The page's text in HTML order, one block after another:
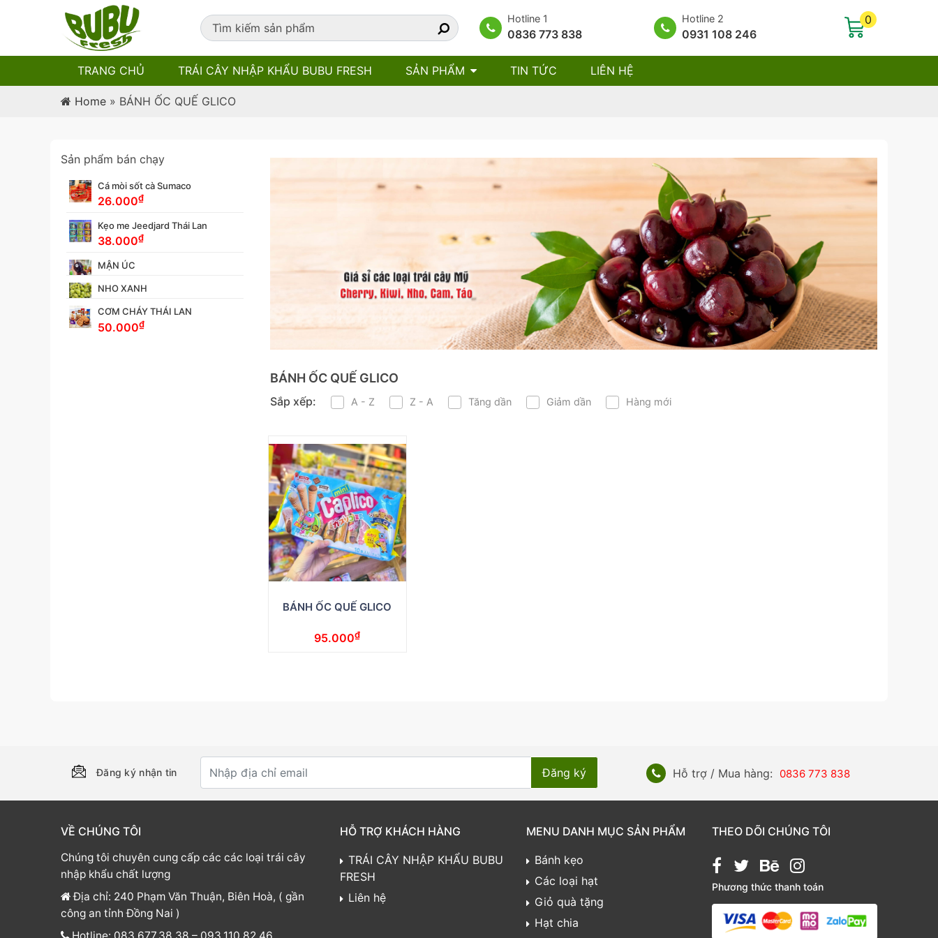
Hotline 1
0836 773 838
Hotline 2
0931 108 246
0
TRANG CHỦ TRÁI CÂY NHẬP KHẨU BUBU FRESH SẢN PHẨM TIN TỨC LIÊN HỆ
Home » BÁNH ỐC QUẾ GLICO
Sản phẩm bán chạy
Cá mòi sốt cà Sumaco
26.000₫
Kẹo me Jeedjard Thái Lan
38.000₫
MẬN ÚC
NHO XANH
CƠM CHÁY THÁI LAN
50.000₫
BÁNH ỐC QUẾ GLICO
Sắp xếp: A - Z Z - A Tăng dần Giảm dần Hàng mới
BÁNH ỐC QUẾ GLICO
95.000₫
Đăng ký nhận tin Hỗ trợ / Mua hàng: 0836 773 838
VỀ CHÚNG TÔI
Chúng tôi chuyên cung cấp các các loại trái cây
nhập khẩu chất lượng
Địa chỉ: 240 Phạm Văn Thuận, Biên Hoà, ( gần
công an tỉnh Đồng Nai )
HỖ TRỢ KHÁCH HÀNG
TRÁI CÂY NHẬP KHẨU BUBU
FRESH
Liên hệ
MENU DANH MỤC SẢN PHẨM
Bánh kẹo
Các loại hạt
Giỏ quà tặng
Hạt chia
THEO DÕI CHÚNG TÔI
Phương thức thanh toán